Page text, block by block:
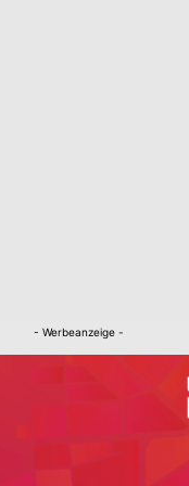
- Werbeanzeige -